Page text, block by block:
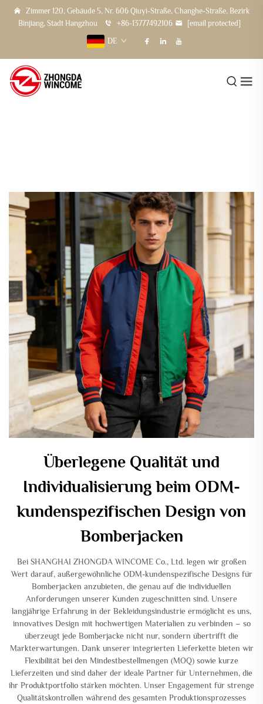
Zimmer 120, Gebäude 5, Nr. 606 Qiuyi-Straße, Changhe-Straße, Bezirk
Binjiang, Stadt Hangzhou
+86-13777492106
[email protected]
DE
Überlegene Qualität und
Individualisierung beim ODM-
kundenspezifischen Design von
Bomberjacken
Bei SHANGHAI ZHONGDA WINCOME Co., Ltd. legen wir großen
Wert darauf, außergewöhnliche ODM-kundenspezifische Designs für
Bomberjacken anzubieten, die genau auf die individuellen
Anforderungen unserer Kunden zugeschnitten sind. Unsere
langjährige Erfahrung in der Bekleidungsindustrie ermöglicht es uns,
innovatives Design mit hochwertigen Materialien zu verbinden – so
überzeugt jede Bomberjacke nicht nur, sondern übertrifft die
Markterwartungen. Dank unserer integrierten Lieferkette bieten wir
Flexibilität bei den Mindestbestellmengen (MOQ) sowie kurze
Lieferzeiten und sind daher der ideale Partner für Unternehmen, die
ihr Produktportfolio stärken möchten. Unser Engagement für strenge
Qualitätskontrollen während des gesamten Produktionsprozesses